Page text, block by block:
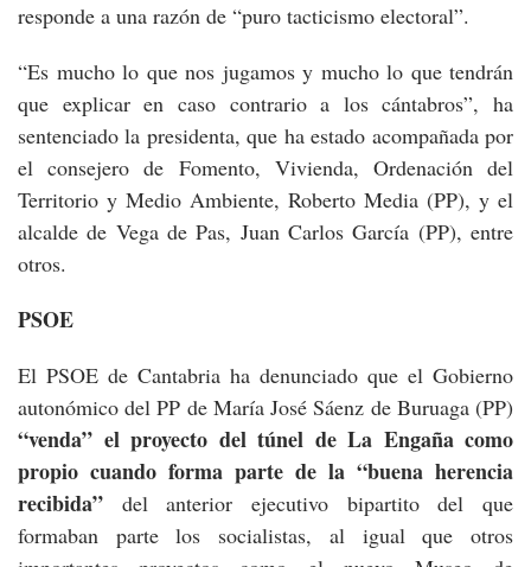
responde a una razón de “puro tacticismo electoral”.
“Es mucho lo que nos jugamos y mucho lo que tendrán
que explicar en caso contrario a los cántabros”, ha
sentenciado la presidenta, que ha estado acompañada por
el consejero de Fomento, Vivienda, Ordenación del
Territorio y Medio Ambiente, Roberto Media (PP), y el
alcalde de Vega de Pas, Juan Carlos García (PP), entre
otros.
PSOE
El PSOE de Cantabria ha denunciado que el Gobierno
autonómico del PP de María José Sáenz de Buruaga (PP)
“venda” el proyecto del túnel de La Engaña como
propio cuando forma parte de la “buena herencia
recibida” del anterior ejecutivo bipartito del que
formaban parte los socialistas, al igual que otros